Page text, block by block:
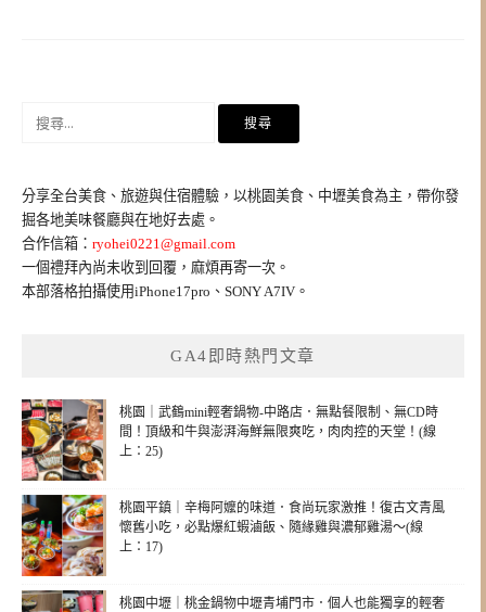
字:
分享全台美食、旅遊與住宿體驗，以桃園美食、中壢美食為主，帶你發
掘各地美味餐廳與在地好去處。
合作信箱： ryohei0221@gmail.com
一個禮拜內尚未收到回覆，麻煩再寄一次。
本部落格拍攝使用iPhone17pro、SONY A7IV。
GA4即時熱門文章
桃園｜武鶴mini輕奢鍋物-中路店．無點餐限制、無CD時
間！頂級和牛與澎湃海鮮無限爽吃，肉肉控的天堂！(線
上：25)
桃園平鎮｜辛梅阿嬤的味道．食尚玩家激推！復古文青風
懷舊小吃，必點爆紅蝦滷飯、隨緣雞與濃郁雞湯～(線
上：17)
桃園中壢｜桃金鍋物中壢青埔門市．個人也能獨享的輕奢